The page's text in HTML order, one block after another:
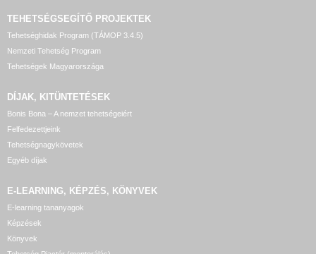
TEHETSÉGSEGÍTŐ PROJEKTEK
Tehetséghidak Program (TÁMOP 3.4.5)
Nemzeti Tehetség Program
Tehetségek Magyarországa
DÍJAK, KITÜNTETÉSEK
Bonis Bona – A nemzet tehetségeiért
Felfedezettjeink
Tehetségnagykövetek
Egyéb díjak
E-LEARNING, KÉPZÉS, KÖNYVEK
E-learning tananyagok
Képzések
Könyvek